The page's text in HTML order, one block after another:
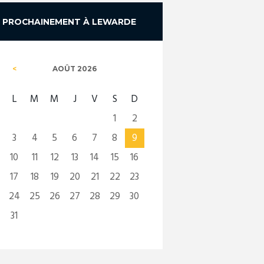
PROCHAINEMENT À LEWARDE
AOÛT 2026
L M M J V S
D
1
2
3
4 5 6 7 8
9
10
11 12 13 14 15
16
17
18 19 20 21 22
23
24
25 26 27 28 29
30
31